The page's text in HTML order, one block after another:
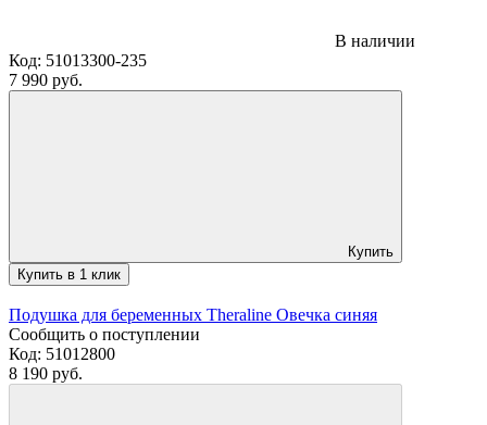
В наличии
Код: 51013300-235
7 990 руб.
Купить
Купить в 1 клик
Подушка для беременных Theraline Овечка синяя
Сообщить о поступлении
Код: 51012800
8 190 руб.